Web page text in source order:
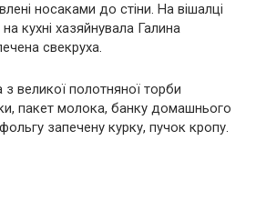
носаками до стіни. На вішалці
кухні хазяйнувала Галина
свекруха.
великої полотняної торби
пакет молока, банку домашнього
запечену курку, пучок кропу.